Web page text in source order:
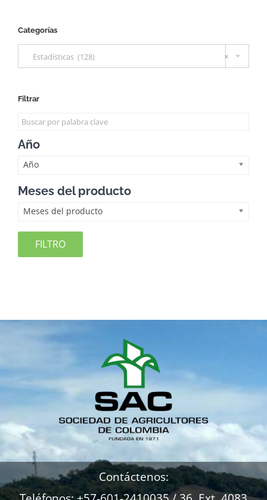
Categorías
×
Estadísticas (128)
Filtrar
Año
Año
Meses del producto
Meses del producto
FILTRO
Contáctenos: